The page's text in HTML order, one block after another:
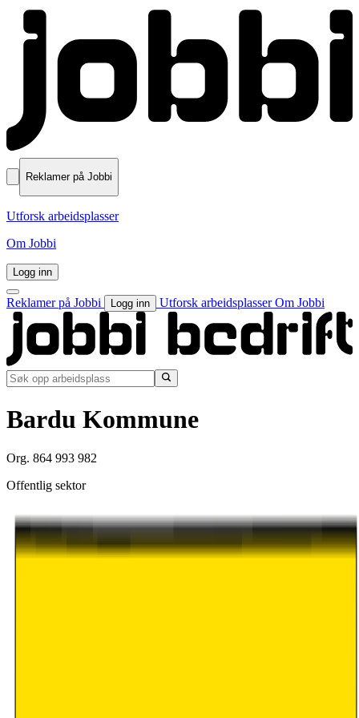
Reklamer på Jobbi
Utforsk arbeidsplasser
Om Jobbi
Logg inn
Reklamer på Jobbi Logg inn Utforsk arbeidsplasserOm Jobbi
Bardu Kommune
Org. 864 993 982
Offentlig sektor